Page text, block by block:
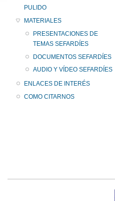
PULIDO
MATERIALES
PRESENTACIONES DE
TEMAS SEFARDÍES
DOCUMENTOS SEFARDÍES
AUDIO Y VÍDEO SEFARDÍES
ENLACES DE INTERÉS
COMO CITARNOS